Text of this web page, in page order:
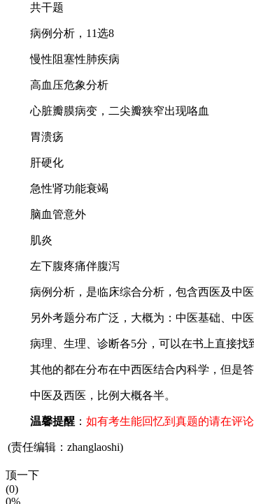
共干题
病例分析，11选8
慢性阻塞性肺疾病
高血压危象分析
心脏瓣膜病变，二尖瓣狭窄出现咯血
胃溃疡
肝硬化
急性肾功能衰竭
脑血管意外
肌炎
左下腹疼痛伴腹泻
病例分析，是临床综合分析，包含西医及中医
另外考题分布广泛，大概为：中医基础、中医
病理、生理、诊断各5分，可以在书上直接找
其他的都在分布在中西医结合内科学，但是答
中医及西医，比例大概各半。
温馨提醒 ： 如有考生能回忆到真题的请在评
(责任编辑：zhanglaoshi)
顶一下
(0)
0%